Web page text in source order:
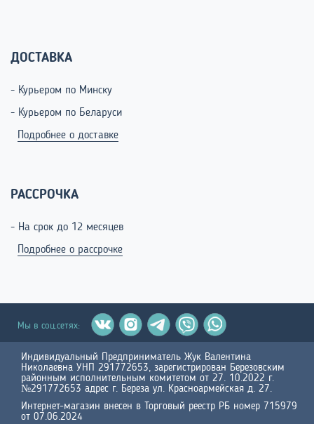
ДОСТАВКА
- Курьером по Минску
- Курьером по Беларуси
Подробнее о доставке
РАССРОЧКА
- На срок до 12 месяцев
Подробнее о рассрочке
Мы в соц.сетях:
Индивидуальный Предприниматель Жук Валентина
Николаевна УНП 291772653, зарегистрирован Березовским
районным исполнительным комитетом от 27. 10.2022 г.
№291772653 адрес г. Береза ул. Красноармейская д. 27.
Интернет-магазин внесен в Торговый реестр РБ номер 715979
от 07.06.2024